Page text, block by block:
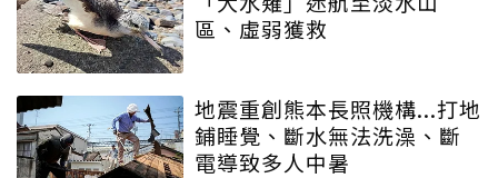
區、虛弱獲救
地震重創熊本長照機構...打地
鋪睡覺、斷水無法洗澡、斷
電導致多人中暑